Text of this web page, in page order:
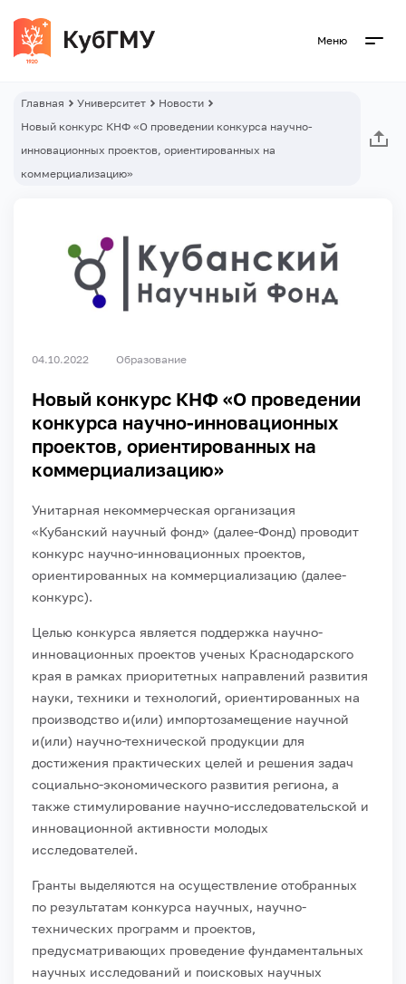
Меню
Главная Университет
Новости
Новый конкурс КНФ «О проведении конкурса научно-
инновационных проектов, ориентированных на
коммерциализацию»
04.10.2022 Образование
Новый конкурс КНФ «О проведении
конкурса научно-инновационных
проектов, ориентированных на
коммерциализацию»
Унитарная некоммерческая организация
«Кубанский научный фонд» (далее-Фонд) проводит
конкурс научно-инновационных проектов,
ориентированных на коммерциализацию (далее-
конкурс).
Целью конкурса является поддержка научно-
инновационных проектов ученых Краснодарского
края в рамках приоритетных направлений развития
науки, техники и технологий, ориентированных на
производство и(или) импортозамещение научной
и(или) научно-технической продукции для
достижения практических целей и решения задач
социально-экономического развития региона, а
также стимулирование научно-исследовательской и
инновационной активности молодых
исследователей.
Гранты выделяются на осуществление отобранных
по результатам конкурса научных, научно-
технических программ и проектов,
предусматривающих проведение фундаментальных
научных исследований и поисковых научных